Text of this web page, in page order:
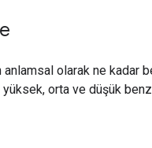
anlamsal olarak ne kadar
yüksek, orta ve düşük